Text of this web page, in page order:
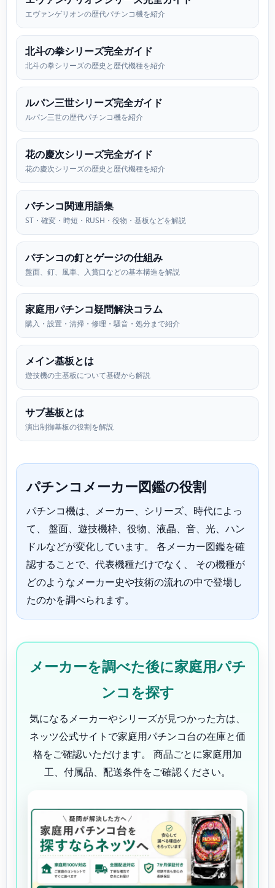
エヴァンゲリオンの歴代パチンコ機を紹介
北斗の拳シリーズ完全ガイド
北斗の拳シリーズの歴史と歴代機種を紹介
ルパン三世シリーズ完全ガイド
ルパン三世の歴代パチンコ機を紹介
花の慶次シリーズ完全ガイド
花の慶次シリーズの歴史と歴代機種を紹介
パチンコ関連用語集
ST・確変・時短・RUSH・役物・基板などを解説
パチンコの釘とゲージの仕組み
盤面、釘、風車、入賞口などの基本構造を解説
家庭用パチンコ疑問解決コラム
購入・設置・清掃・修理・騒音・処分まで紹介
メイン基板とは
遊技機の主基板について基礎から解説
サブ基板とは
演出制御基板の役割を解説
パチンコメーカー図鑑の役割
パチンコ機は、メーカー、シリーズ、時代によっ
て、 盤面、遊技機枠、役物、液晶、音、光、ハン
ドルなどが変化しています。 各メーカー図鑑を確
認することで、代表機種だけでなく、 その機種が
どのようなメーカー史や技術の流れの中で登場し
たのかを調べられます。
メーカーを調べた後に家庭用パチ
ンコを探す
気になるメーカーやシリーズが見つかった方は、
ネッツ公式サイトで家庭用パチンコ台の在庫と価
格をご確認いただけます。 商品ごとに家庭用加
工、付属品、配送条件をご確認ください。